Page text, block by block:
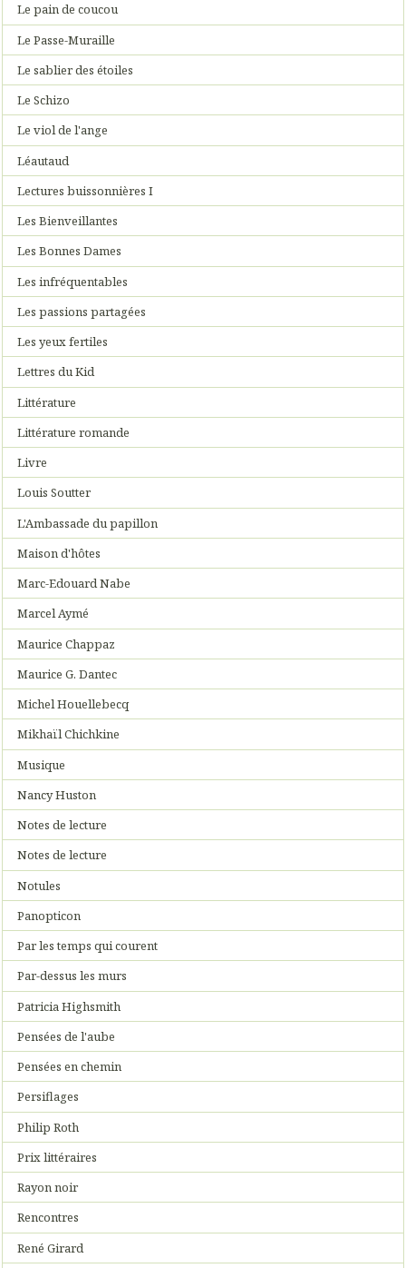
Le pain de coucou
Le Passe-Muraille
Le sablier des étoiles
Le Schizo
Le viol de l'ange
Léautaud
Lectures buissonnières I
Les Bienveillantes
Les Bonnes Dames
Les infréquentables
Les passions partagées
Les yeux fertiles
Lettres du Kid
Littérature
Littérature romande
Livre
Louis Soutter
L'Ambassade du papillon
Maison d'hôtes
Marc-Edouard Nabe
Marcel Aymé
Maurice Chappaz
Maurice G. Dantec
Michel Houellebecq
Mikhaïl Chichkine
Musique
Nancy Huston
Notes de lecture
Notes de lecture
Notules
Panopticon
Par les temps qui courent
Par-dessus les murs
Patricia Highsmith
Pensées de l'aube
Pensées en chemin
Persiflages
Philip Roth
Prix littéraires
Rayon noir
Rencontres
René Girard